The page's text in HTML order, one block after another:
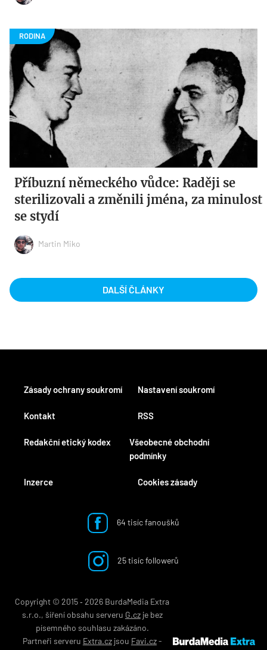
Příbuzní německého vůdce: Raději se
sterilizovali a změnili jména, za minulost
se stydí
Martin Miko
DALŠÍ ČLÁNKY
Kontakt
Redakční etický kodex
Inzerce
RSS
Všeobecné obchodní
podmínky
Cookies zásady
Zásady ochrany soukromí Nastavení soukromí
64 tisíc fanoušků
25 tisíc followerů
Copyright © 2015 ‐ 2026 BurdaMedia Extra
s.r.o., šíření obsahu serveru G.czje bez
písemného souhlasu zakázáno.
Partneři serveru Extra.czjsou Favi.cz-